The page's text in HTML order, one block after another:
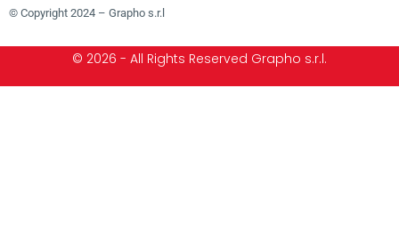
© Copyright 2024 – Grapho s.r.l
© 2026 - All Rights Reserved Grapho s.r.l.